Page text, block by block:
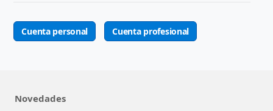
Cuenta personal Cuenta profesional
Novedades